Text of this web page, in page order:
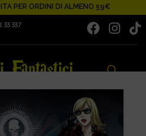
PER ORDINI DI ALMENO 59€
337